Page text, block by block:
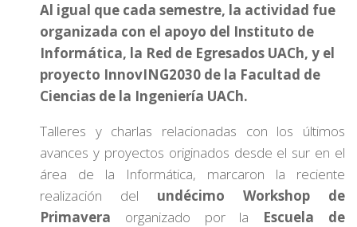
Al igual que cada semestre, la actividad fue
organizada con el apoyo del Instituto de
Informática, la Red de Egresados UACh, y el
proyecto InnovING2030 de la Facultad de
Ciencias de la Ingeniería UACh.
Talleres y charlas relacionadas con los últimos
avances y proyectos originados desde el sur en el
área de la Informática, marcaron la reciente
realización del undécimo Workshop de
Primavera organizado por la Escuela de